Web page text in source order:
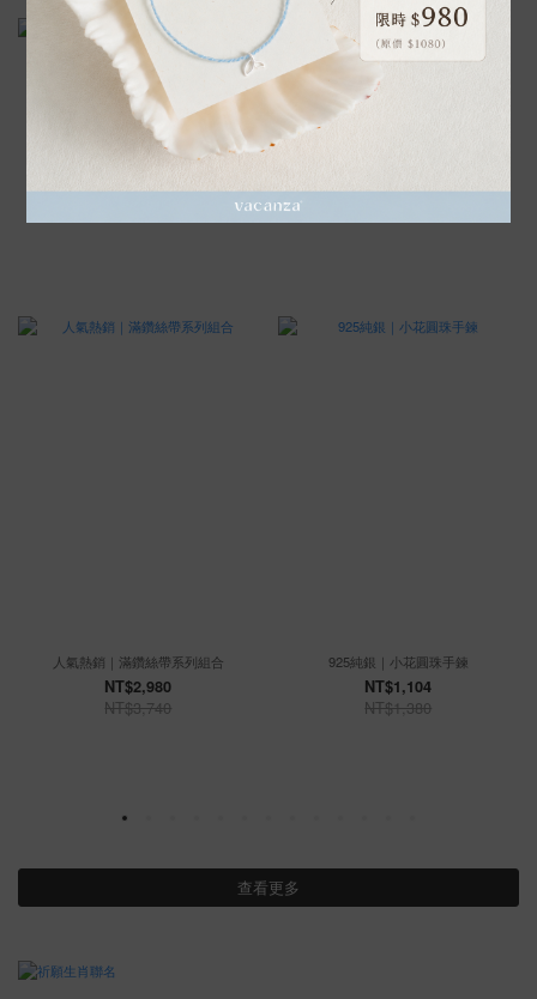
人氣熱銷｜滿鑽絲帶系列組合
NT$2,980
NT$3,740
925純銀｜小花圓珠手鍊
NT$1,104
NT$1,380
查看更多